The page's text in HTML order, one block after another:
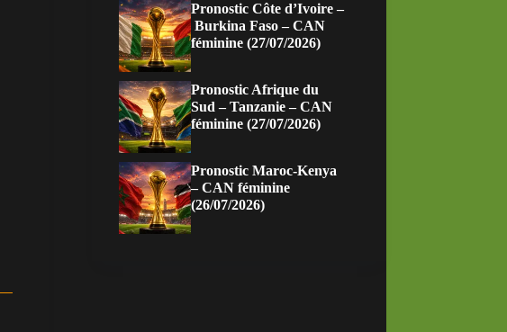
Pronostic Côte d’Ivoire –
Burkina Faso – CAN
féminine (27/07/2026)
Pronostic Afrique du
Sud – Tanzanie – CAN
féminine (27/07/2026)
Pronostic Maroc-Kenya
– CAN féminine
(26/07/2026)